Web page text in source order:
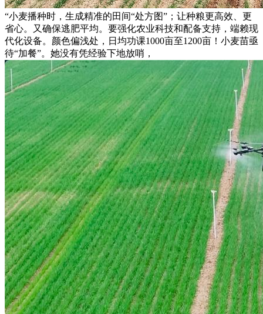
“小麦播种时，生成精准的田间“处方图”；让种粮更高效、更
省心。又确保逃肥平均。要强化农业科技和配备支持，端赖现
代化设备。颜色偏浅处，日均功课1000亩至1200亩！小麦苗亟
待“加餐”。她没有凭经验下地放哨，